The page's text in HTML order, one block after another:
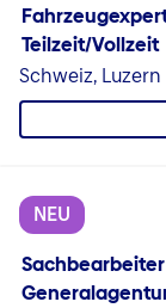
Teilzeit/Vollzeit
Schweiz, Luzern
NEU